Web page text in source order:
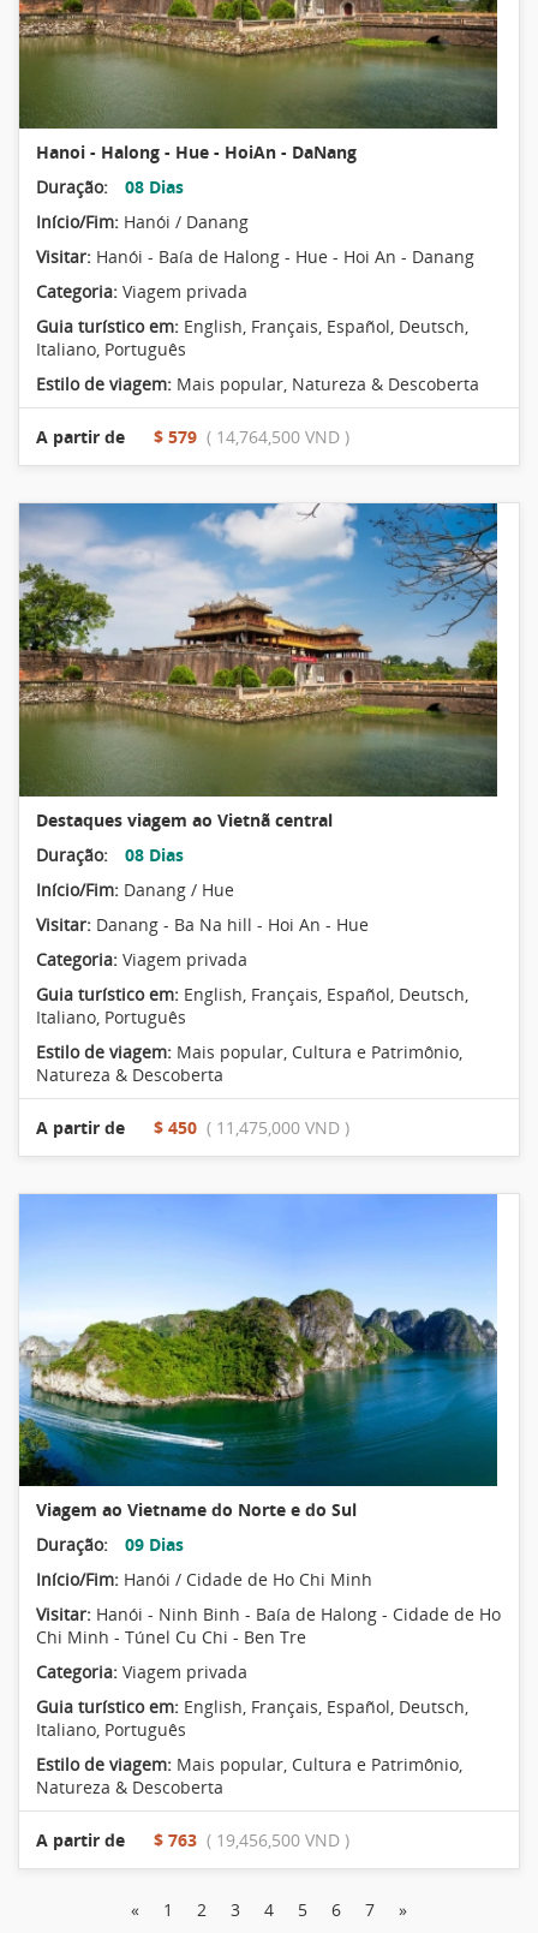
Hanoi - Halong - Hue - HoiAn - DaNang
Duração:
08 Dias
Início/Fim: Hanói / Danang
Visitar: Hanói - Baía de Halong - Hue - Hoi An - Danang
Categoria: Viagem privada
Guia turístico em: English, Français, Español, Deutsch,
Italiano, Português
Estilo de viagem: Mais popular, Natureza & Descoberta
A partir de $ 579 ( 14,764,500 VND )
Destaques viagem ao Vietnã central
Duração:
08 Dias
Início/Fim: Danang / Hue
Visitar: Danang - Ba Na hill - Hoi An - Hue
Categoria: Viagem privada
Guia turístico em: English, Français, Español, Deutsch,
Italiano, Português
Estilo de viagem: Mais popular Cultura e Patrimônio
Natureza & Descoberta
A partir de $ 450 ( 11,475,000 VND )
Viagem ao Vietname do Norte e do Sul
Duração:
09 Dias
Início/Fim: Hanói / Cidade de Ho Chi Minh
Visitar: Hanói - Ninh Binh - Baía de Halong - Cidade de Ho
Chi Minh - Túnel Cu Chi - Ben Tre
Categoria: Viagem privada
Guia turístico em: English, Français, Español, Deutsch,
Italiano, Português
Estilo de viagem: Mais popular Cultura e Patrimônio
Natureza & Descoberta
A partir de $ 763 ( 19,456,500 VND )
« 1 2 3 4 5 6 7 »